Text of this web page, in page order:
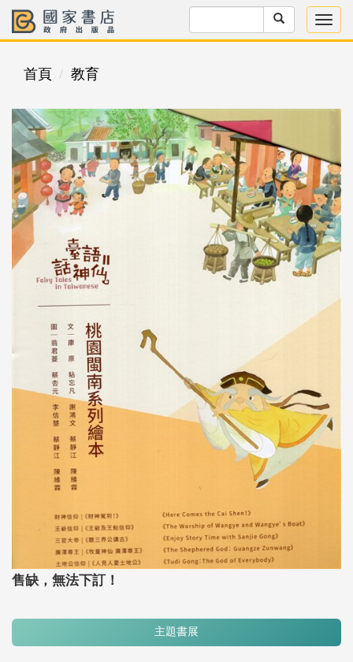
首頁 教育
售缺，無法下訂！
主題書展